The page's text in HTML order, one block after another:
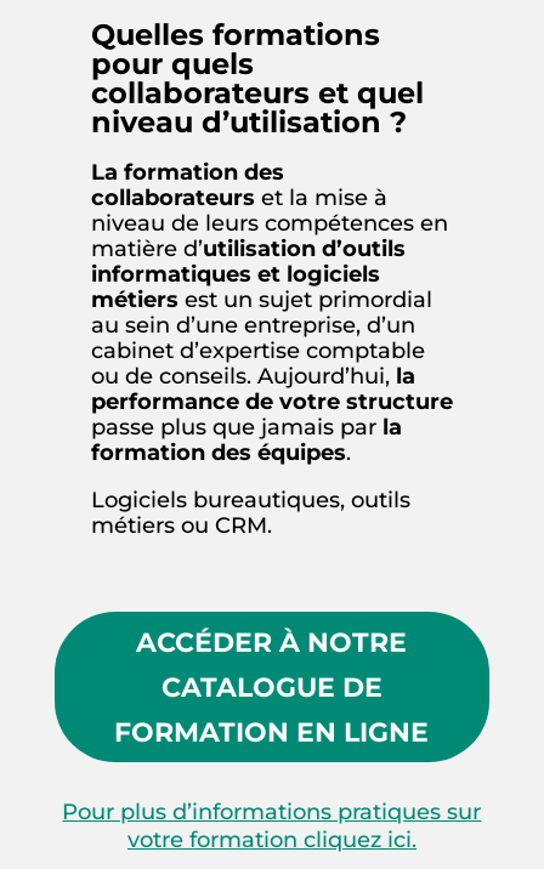
Quelles formations
pour quels
collaborateurs et quel
niveau d’utilisation ?
La formation des
collaborateurs et la mise à
niveau de leurs compétences en
matière d’utilisation d’outils
informatiques et logiciels
métiers est un sujet primordial
au sein d’une entreprise, d’un
cabinet d’expertise comptable
ou de conseils. Aujourd’hui, la
performance de votre structure
passe plus que jamais par la
formation des équipes.
Logiciels bureautiques, outils
métiers ou CRM.
ACCÉDER À NOTRE
CATALOGUE DE
FORMATION EN LIGNE
Pour plus d’informations pratiques sur
votre formation cliquez ici.